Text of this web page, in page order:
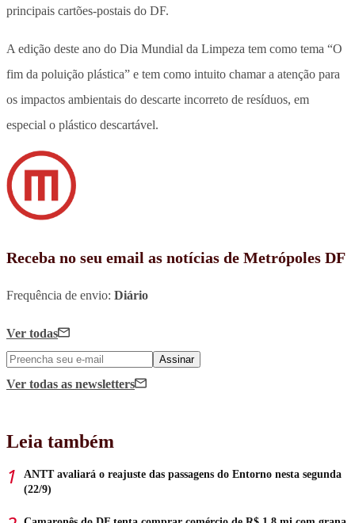
principais cartões-postais do DF.
A edição deste ano do Dia Mundial da Limpeza tem como tema “O
fim da poluição plástica” e tem como intuito chamar a atenção para
os impactos ambientais do descarte incorreto de resíduos, em
especial o plástico descartável.
Receba no seu email as notícias de Metrópoles DF
Frequência de envio: Diário
Ver todas
Assinar
Ver todas as newsletters
Leia também
ANTT avaliará o reajuste das passagens do Entorno nesta segunda
(22/9)